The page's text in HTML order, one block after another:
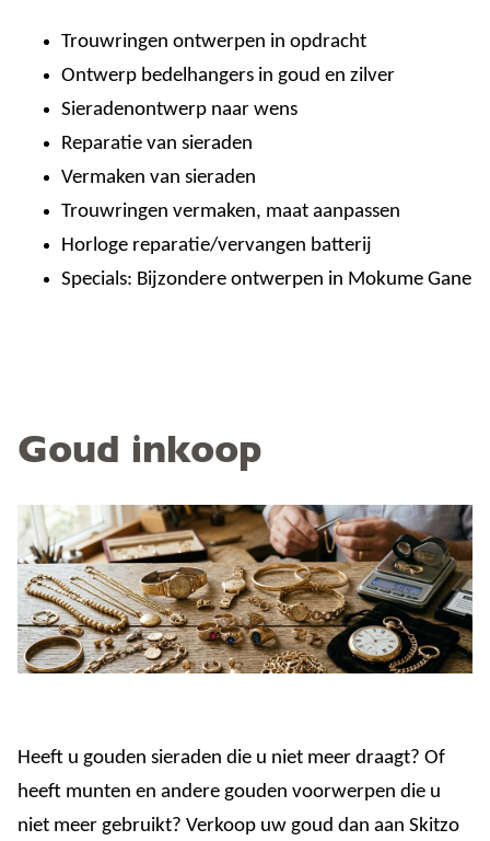
Trouwringen ontwerpen in opdracht
Ontwerp bedelhangers in goud en zilver
Sieradenontwerp naar wens
Reparatie van sieraden
Vermaken van sieraden
Trouwringen vermaken, maat aanpassen
Horloge reparatie/vervangen batterij
Specials: Bijzondere ontwerpen in Mokume Gane
Goud inkoop
Heeft u gouden sieraden die u niet meer draagt? Of
heeft munten en andere gouden voorwerpen die u
niet meer gebruikt? Verkoop uw goud dan aan Skitzo